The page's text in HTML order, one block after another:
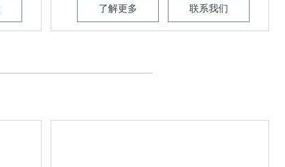
了解更多 联系我们